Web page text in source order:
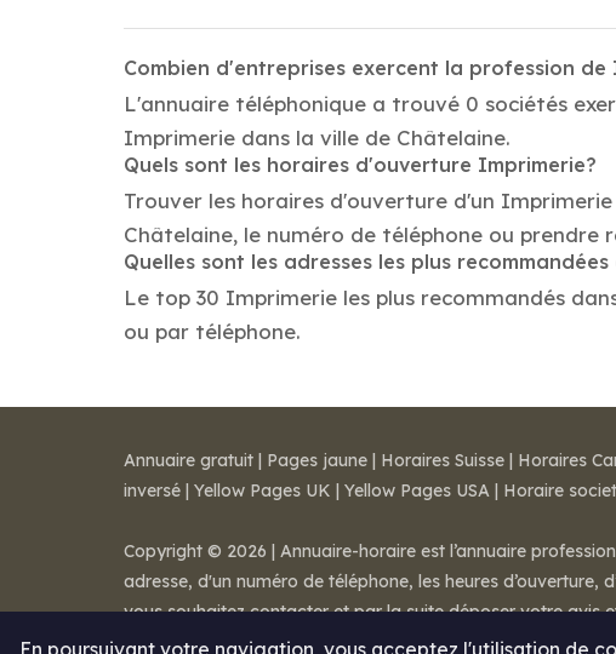
Combien d'entreprises exercent la profession de
L'annuaire téléphonique a trouvé 0 sociétés
Imprimerie dans la ville de Châtelaine.
Quels sont les horaires d'ouverture Imprimerie?
Trouver les horaires d'ouverture d'un
Châtelaine, le numéro de téléphone ou prendre
Quelles sont les adresses les plus
Le top 30 Imprimerie les plus recommandés
ou par téléphone.
En poursuivant votre navigation, vous acceptez l'utilisation de
Annuaire gratuit | Pages jaune | Horaires Suisse | Horaires
inversé | Yellow Pages UK | Yellow Pages USA | Horaire
Copyright © 2026 | Annuaire-horaire est l’annuaire
adresse, d'un numéro de téléphone, les heures
vous souhaitez contacter et par la suite déposer votre avis
Mentions légales-Conditions de ventes- Contact